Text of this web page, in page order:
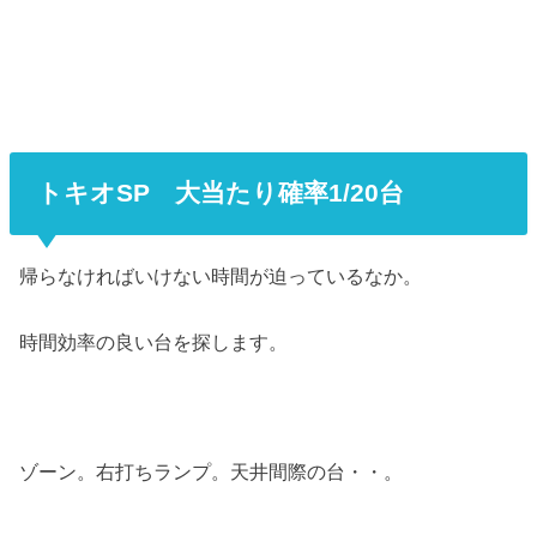
トキオSP 大当たり確率1/20台
帰らなければいけない時間が迫っているなか。
時間効率の良い台を探します。
ゾーン。右打ちランプ。天井間際の台・・。